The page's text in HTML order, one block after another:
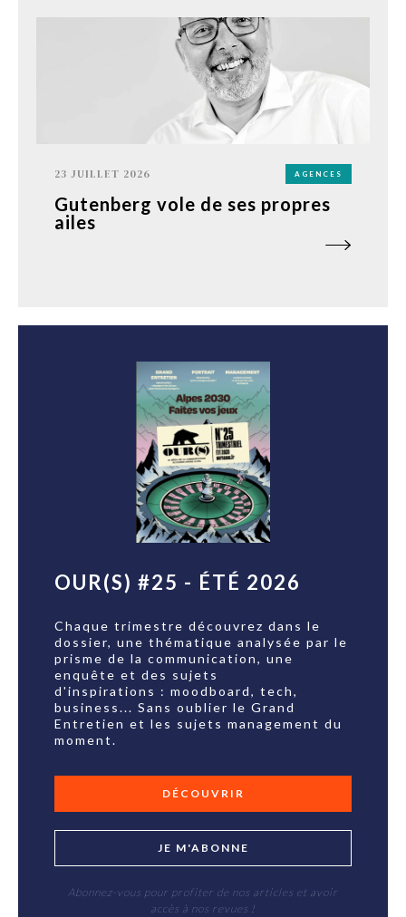
23 JUILLET 2026 AGENCES
Gutenberg vole de ses propres
ailes
OUR(S) #25 - ÉTÉ 2026
Chaque trimestre découvrez dans le
dossier, une thématique analysée par le
prisme de la communication, une
enquête et des sujets
d'inspirations : moodboard, tech,
business... Sans oublier le Grand
Entretien et les sujets management du
moment.
DÉCOUVRIR
JE M'ABONNE
Abonnez-vous pour profiter de nos articles et avoir
accès à nos revues !